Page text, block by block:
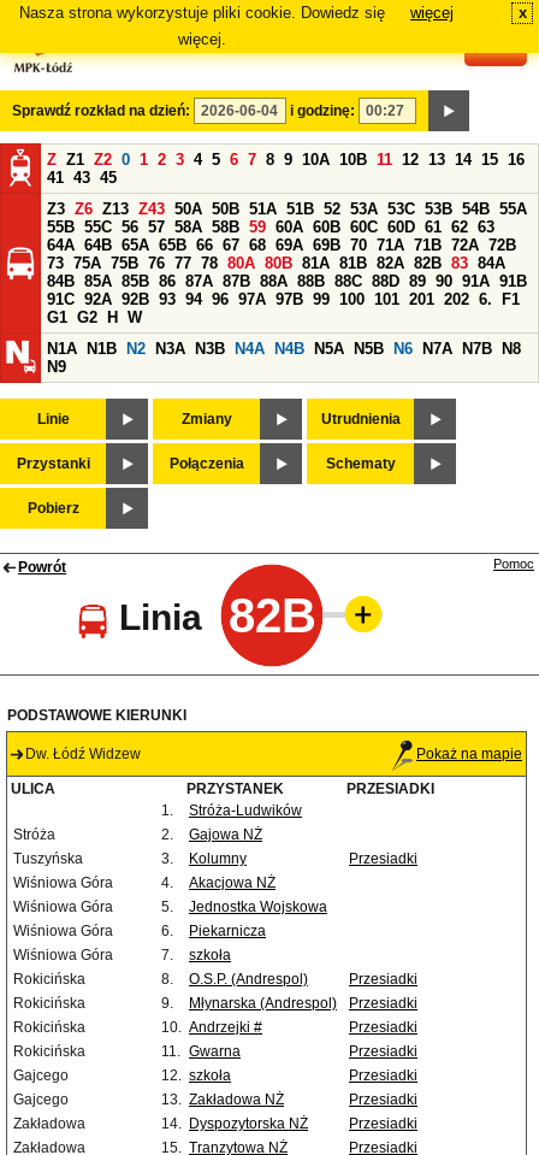
Nasza strona wykorzystuje pliki cookie. Dowiedz się
więcej.
więcej x
Sprawdź rozkład na dzień: i godzinę:
Z Z1 Z2 0 1 2 3 4 5 6 7 8 9 10A 10B 11 12 13 14 15 16
41 43 45
Z3 Z6 Z13 Z43 50A 50B 51A 51B 52 53A 53C 53B 54B 55A
55B 55C 56 57 58A 58B 59 60A 60B 60C 60D 61 62 63
64A 64B 65A 65B 66 67 68 69A 69B 70 71A 71B 72A 72B
73 75A 75B 76 77 78 80A 80B 81A 81B 82A 82B 83 84A
84B 85A 85B 86 87A 87B 88A 88B 88C 88D 89 90 91A 91B
91C 92A 92B 93 94 96 97A 97B 99 100 101 201 202 6.
F1
G1 G2 H
W
N1A
N1B N2 N3A N3B N4A N4B N5A N5B N6 N7A N7B
N8
N9
Linie Zmiany Utrudnienia
Przystanki Połączenia Schematy
Pobierz
Powrót
Linia 82B
Pomoc
PODSTAWOWE KIERUNKI
Dw. Łódź Widzew Pokaż na mapie
ULICA PRZYSTANEK
PRZESIADKI
1.
Stróża-Ludwików
Stróża
2.
Gajowa NŻ
Tuszyńska
3. Kolumny
Przesiadki
Wiśniowa Góra
4.
Akacjowa NŻ
Wiśniowa Góra
5.
Jednostka Wojskowa
Wiśniowa Góra
6.
Piekarnicza
Wiśniowa Góra
7.
szkoła
Rokicińska
8. O.S.P. (Andrespol)
Przesiadki
Rokicińska
9. Młynarska (Andrespol)
Przesiadki
Rokicińska
10. Andrzejki #
Przesiadki
Rokicińska
11. Gwarna
Przesiadki
Gajcego
12. szkoła
Przesiadki
Gajcego
13. Zakładowa NŻ
Przesiadki
Zakładowa
14. Dyspozytorska NŻ
Przesiadki
Zakładowa
15. Tranzytowa NŻ
Przesiadki